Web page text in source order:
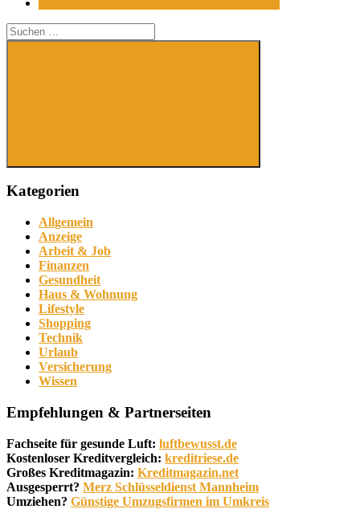
Suchen
nach:
Suchen
Kategorien
Allgemein
Anzeige
Arbeit & Job
Finanzen
Gesundheit
Haus & Wohnung
Lifestyle
Shopping
Technik
Urlaub
Versicherung
Wissen
Empfehlungen & Partnerseiten
Fachseite für gesunde Luft: luftbewusst.de
Kostenloser Kreditvergleich: kreditriese.de
Großes Kreditmagazin: Kreditmagazin.net
Ausgesperrt? Merz Schlüsseldienst Mannheim
Umziehen? Günstige Umzugsfirmen im Umkreis